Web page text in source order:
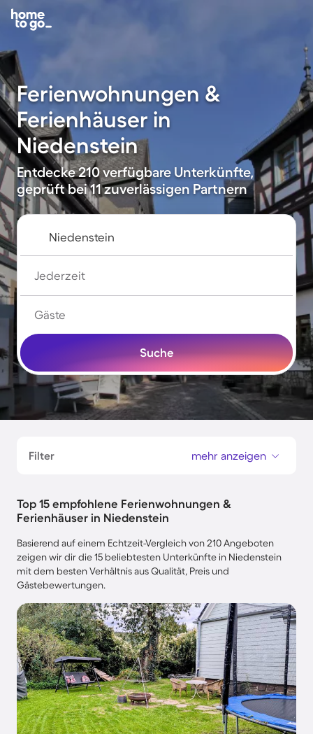
Ferienwohnungen &
Ferienhäuser in
Niedenstein
Entdecke 210 verfügbare Unterkünfte,
geprüft bei 11 zuverlässigen Partnern
Jederzeit
Gäste
Suche
Filter mehr anzeigen
Top 15 empfohlene Ferienwohnungen &
Ferienhäuser in Niedenstein
Basierend auf einem Echtzeit-Vergleich von 210 Angeboten
zeigen wir dir die 15 beliebtesten Unterkünfte in Niedenstein
mit dem besten Verhältnis aus Qualität, Preis und
Gästebewertungen.